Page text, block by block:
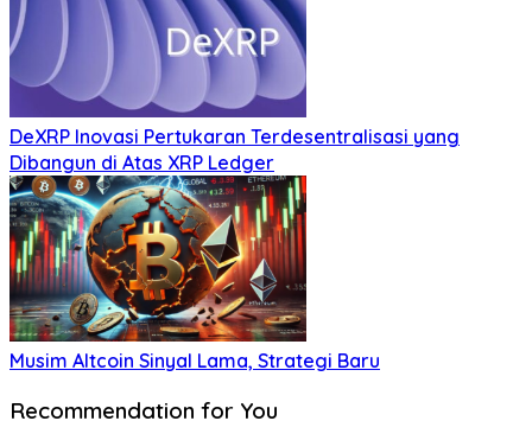
DeXRP Inovasi Pertukaran Terdesentralisasi yang
Dibangun di Atas XRP Ledger
Musim Altcoin Sinyal Lama, Strategi Baru
Recommendation for You